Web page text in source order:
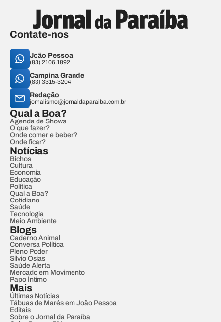
Contate-nos
João Pessoa
(83) 2106.1892
Campina Grande
(83) 3315-3204
Redação
jornalismo@jornaldaparaiba.com.br
Qual a Boa?
Agenda de Shows
O que fazer?
Onde comer e beber?
Onde ficar?
Notícias
Bichos
Cultura
Economia
Educação
Política
Qual a Boa?
Cotidiano
Saúde
Tecnologia
Meio Ambiente
Blogs
Caderno Animal
Conversa Política
Pleno Poder
Sílvio Osias
Saúde Alerta
Mercado em Movimento
Papo Íntimo
Mais
Últimas Notícias
Tábuas de Marés em João Pessoa
Editais
Sobre o Jornal da Paraíba